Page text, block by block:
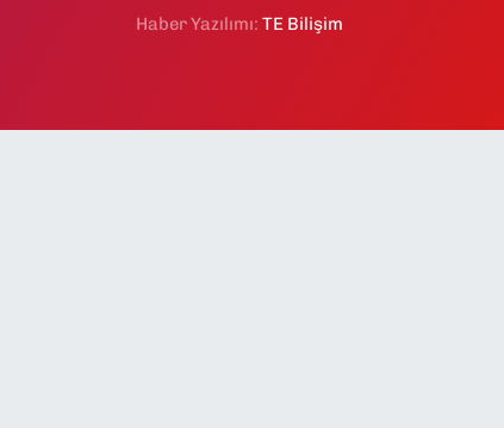
Haber Yazılımı:TE Bilişim